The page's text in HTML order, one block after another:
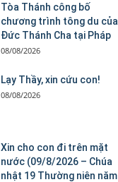
Tòa Thánh công bố
chương trình tông du của
Đức Thánh Cha tại Pháp
08/08/2026
Lạy Thầy, xin cứu con!
08/08/2026
Xin cho con đi trên mặt
nước (09/8/2026 – Chúa
nhật 19 Thường niên năm